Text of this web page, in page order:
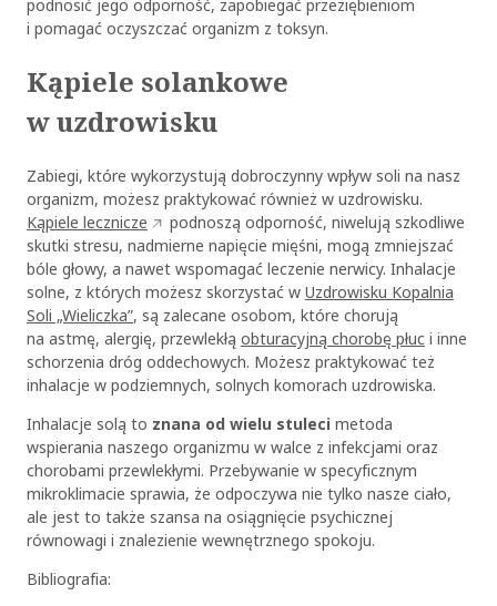
podnosić jego odporność, zapobiegać przeziębieniom
i pomagać oczyszczać organizm z toksyn.
Kąpiele solankowe
w uzdrowisku
Zabiegi, które wykorzystują dobroczynny wpływ soli na nasz
organizm, możesz praktykować również w uzdrowisku.
Kąpiele lecznicze
podnoszą odporność, niwelują szkodliwe
skutki stresu, nadmierne napięcie mięśni, mogą zmniejszać
bóle głowy, a nawet wspomagać leczenie nerwicy. Inhalacje
solne, z których możesz skorzystać wUzdrowisku Kopalnia
Soli „Wieliczka”, są zalecane osobom, które chorują
na astmę, alergię, przewlekłą obturacyjną chorobę płuci inne
schorzenia dróg oddechowych. Możesz praktykować też
inhalacje w podziemnych, solnych komorach uzdrowiska.
Inhalacje solą to znana od wielu stuleci metoda
wspierania naszego organizmu w walce z infekcjami oraz
chorobami przewlekłymi. Przebywanie w specyficznym
mikroklimacie sprawia, że odpoczywa nie tylko nasze ciało,
ale jest to także szansa na osiągnięcie psychicznej
równowagi i znalezienie wewnętrznego spokoju.
Bibliografia: